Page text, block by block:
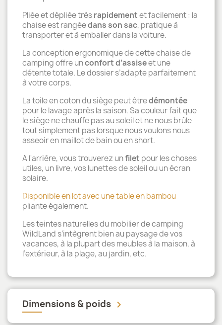
Pliée et dépliée trèsrapidementet facilement : la
chaise est rangéedans son sac, pratique à
transporter et à emballer dans la voiture.
La conception ergonomique de cette chaise de
camping offre unconfort d’assiseet une
détente totale. Le dossier s’adapte parfaitement
à votre corps.
La toile en coton du siège peut êtredémontée
pour le lavage après la saison. Sa couleur fait que
le siège ne chauffe pas au soleil et ne nous brûle
tout simplement pas lorsque nous voulons nous
asseoir en maillot de bain ou en short.
A l'arrière, vous trouverez unfilet pour les choses
utiles, un livre, vos lunettes de soleil ou un écran
solaire.
Disponible en lot avec une table en bambou
pliante également.
Les teintes naturelles du mobilier de camping
WildLand s’intègrent bien au paysage de vos
vacances, à la plupart des meubles à la maison, à
l’extérieur, à la plage, au jardin, etc.
Dimensions & poids keyboard_arrow_down